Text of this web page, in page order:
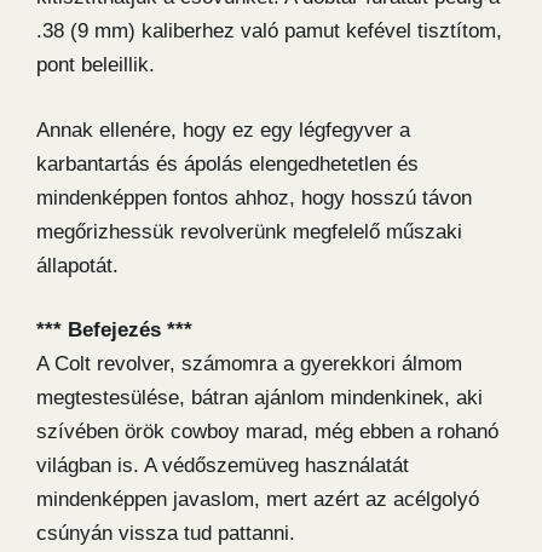
.38 (9 mm) kaliberhez való pamut kefével tisztítom,
pont beleillik.
Annak ellenére, hogy ez egy légfegyver a
karbantartás és ápolás elengedhetetlen és
mindenképpen fontos ahhoz, hogy hosszú távon
megőrizhessük revolverünk megfelelő műszaki
állapotát.
*** Befejezés ***
A Colt revolver, számomra a gyerekkori álmom
megtestesülése, bátran ajánlom mindenkinek, aki
szívében örök cowboy marad, még ebben a rohanó
világban is. A védőszemüveg használatát
mindenképpen javaslom, mert azért az acélgolyó
csúnyán vissza tud pattanni.